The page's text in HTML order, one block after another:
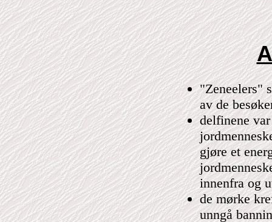
"Zeneelers"
av de
delfinene
gjøre et
innenfra og
de mørke
unngå